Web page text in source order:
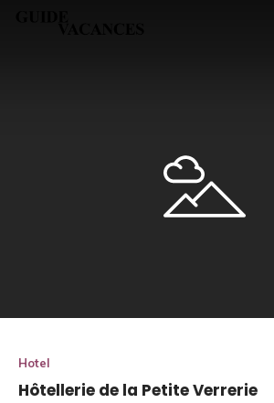
Hotel
Hôtellerie de la Petite Verrerie